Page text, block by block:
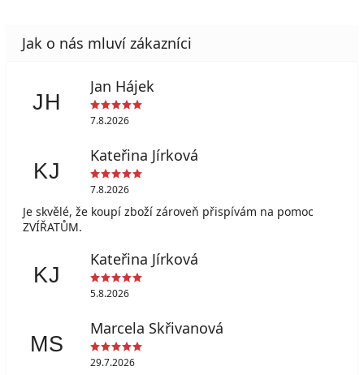
JH
Jan Hájek
7.8.2026
KJ
Kateřina Jírková
7.8.2026
Je skvělé, že koupí zboží zároveň přispívám na pomoc
ZVÍŘATŮM.
KJ
Kateřina Jírková
5.8.2026
MS
Marcela Skřivanová
29.7.2026